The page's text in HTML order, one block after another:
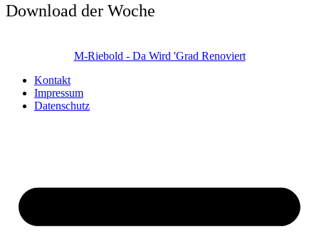
Download der Woche
M-Riebold - Da Wird 'Grad Renoviert
Kontakt
Impressum
Datenschutz